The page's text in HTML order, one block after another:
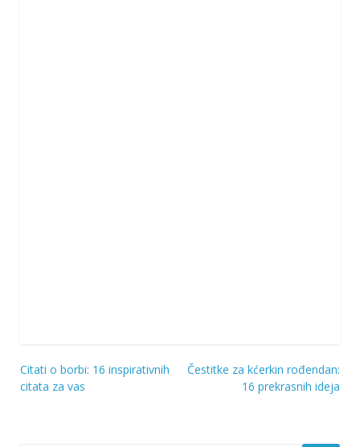
Navigacija
Citati o borbi: 16 inspirativnih
citata za vas
Čestitke za kćerkin rođendan:
16 prekrasnih ideja